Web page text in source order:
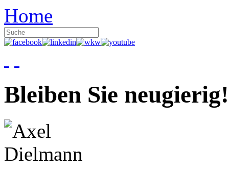
Home
Bleiben Sie neugierig!